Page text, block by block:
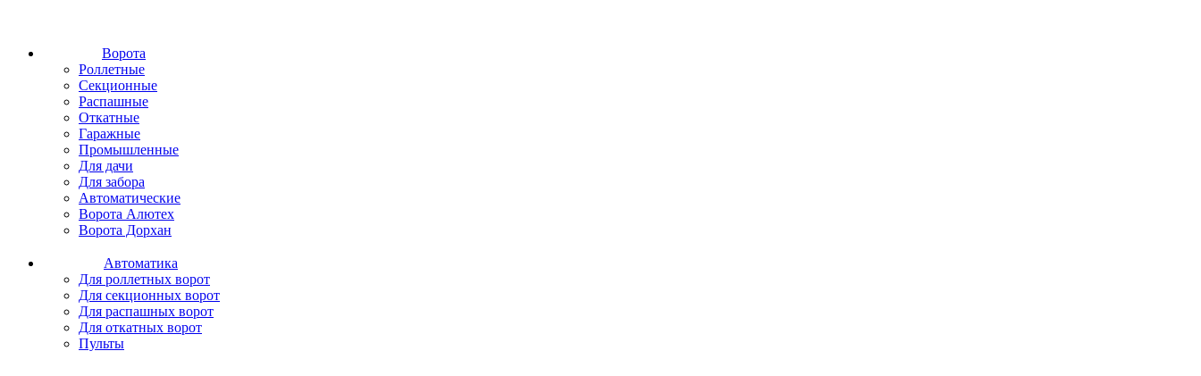
Ворота
Роллетные
Секционные
Распашные
Откатные
Гаражные
Промышленные
Для дачи
Для забора
Автоматические
Ворота Алютех
Ворота Дорхан
Автоматика
Для роллетных ворот
Для секционных ворот
Для распашных ворот
Для откатных ворот
Пульты